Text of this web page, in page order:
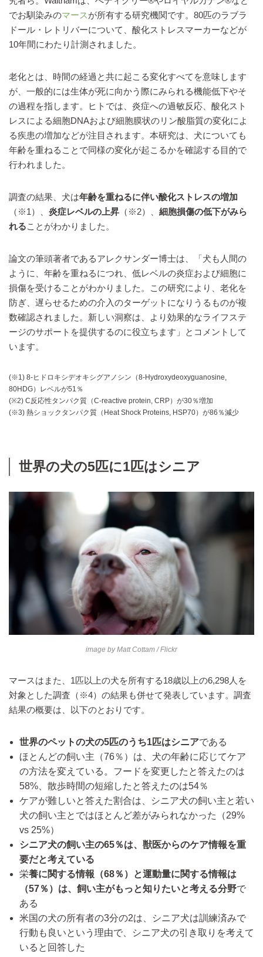
でお馴染みのマースが所有する研究機関です。80匹のラブラ
ドール・レトリバーについて、酸化ストレスマーカーなどが
10年間にわたり計測されました。
老化とは、時間の経過と共に起こる変化すべてを意味します
が、一般的には生体が死に向かう際にみられる機能低下やそ
の過程を指します。ヒトでは、炎症への過敏反応、酸化スト
レスによる細胞DNAおよび細胞膜状のリン酸脂質の変化によ
る疾患の増加などが注目されます。本研究は、犬についても
年齢を重ねることで同様の変化が起こるかを確認する目的で
行われました。
調査の結果、犬は年齢を重ねるに伴い酸化ストレスの増加
（※1）、 炎症レベルの上昇 （※2）、 細胞損傷の低下がみら
れることがわかりました。
論文の筆頭著者であるアレクサンダー博士は、「犬も人間の
ように、年齢を重ねるにつれ、低レベルの炎症および細胞に
損傷を受けることがわかりました。この研究により、老化を
防ぎ、遅らせるための介入のターゲットになりうるものが複
数確認されました。新しい洞察は、より効果的なライフステ
ージのサポートを提供するのに役立ちます」とコメントして
います。
(※1) 8-ヒドロキシデオキシグアノシン（8-Hydroxydeoxyguanosine,
80HDG）レベルが51％
(※2) C反応性タンパク質（C-reactive protein, CRP）が30％増加
(※3) 熱ショックタンパク質（Heat Shock Proteins, HSP70）が86％減少
世界の犬の5匹に1匹はシニア
image byMatt Cottam / Flickr
マースはまた、1匹以上の犬を所有する18歳以上の6,298人を
対象とした調査（※4）の結果も併せて発表しています。調査
結果の概要は、以下のとおりです。
世界のペットの犬の5匹のうち1匹はシニアである
ほとんどの飼い主（76％）は、犬の年齢に応じてケア
の方法を変えている。フードを変更したと答えたのは
58%、散歩時間の短縮したと答えたのは54％
ケアが難しいと答えた割合は、シニア犬の飼い主と若い
犬の飼い主とではほとんど差がみられなかった（29%
vs 25%）
シニア犬の飼い主の65％は、獣医からのケア情報を重
要だと考えている
栄養に関する情報（68％）と運動量に関する情報は
（57％）は、飼い主がもっと知りたいと考える分野で
ある
米国の犬の所有者の3分の2は、シニア犬は訓練済みで
行動も良いという理由で、シニア犬の引き取りを考えて
いると回答した